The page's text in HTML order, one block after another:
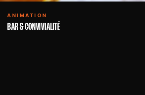
ANIMATION
BAR & CONVIVIALITÉ